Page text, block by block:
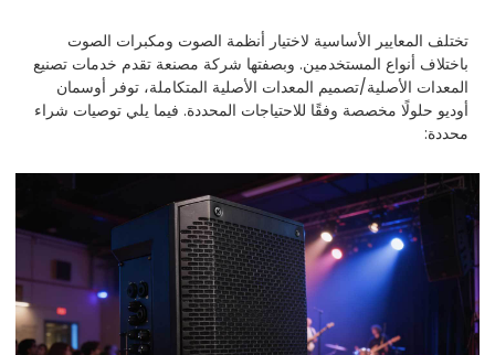
تختلف المعايير الأساسية لاختيار أنظمة الصوت ومكبرات الصوت
باختلاف أنواع المستخدمين. وبصفتها شركة مصنعة تقدم خدمات تصنيع
المعدات الأصلية/تصميم المعدات الأصلية المتكاملة، توفر أوسمان
أوديو حلولًا مخصصة وفقًا للاحتياجات المحددة. فيما يلي توصيات شراء
محددة: